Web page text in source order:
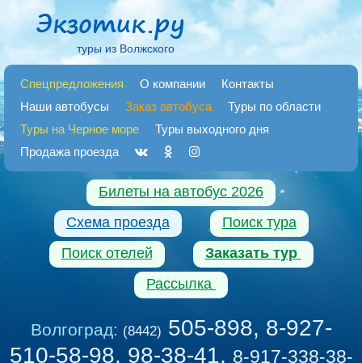
туры из Волжского
Спецпредложения О компании
Контакты
Наши автобусы
Заказ автобуса
Туры по области
Туры на Черное море
Туры выходного дня
Продажа проезда
Билеты на автобус 2026
Схема проезда
Поиск тура
Поиск отелей
Заказать тур
Рассылка
Волгоград: (8442) 505-898, 8-927-
510-58-98, 98-38-41, 8-917-338-38-